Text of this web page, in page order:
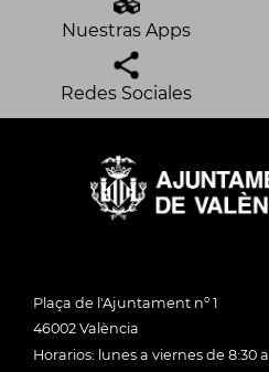
Nuestras Apps
Redes Sociales
Plaça de l'Ajuntament nº 1
46002 València
Horarios: lunes a viernes de 8:30